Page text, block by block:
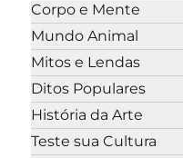
Corpo e Mente
Mundo Animal
Mitos e Lendas
Ditos Populares
História da Arte
Teste sua Cultura